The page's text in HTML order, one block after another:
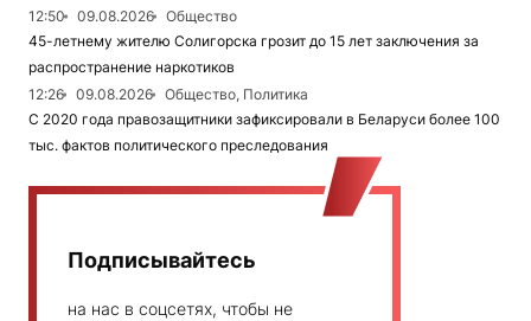
12:50 09.08.2026
Общество
45-летнему жителю Солигорска грозит до 15 лет заключения за
распространение наркотиков
12:26
09.08.2026
Общество, Политика
С 2020 года правозащитники зафиксировали в Беларуси более 100
тыс. фактов политического преследования
Подписывайтесь
на нас в соцсетях, чтобы не